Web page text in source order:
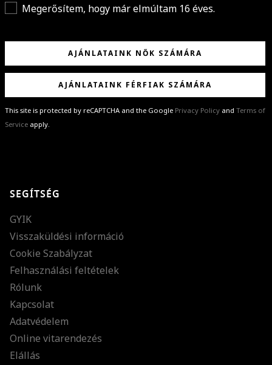
Megerősítem, hogy már elmúltam 16 éves.
AJÁNLATAINK NŐK SZÁMÁRA
AJÁNLATAINK FÉRFIAK SZÁMÁRA
This site is protected by reCAPTCHA and the Google Privacy Policy and Terms of
Service apply.
különleges ajánlatainkat és stílustippjeinket!
SEGÍTSÉG
GYIK
Visszaküldési információ
Cookie Szabályzat
Felhasználási feltételek
Rólunk
Kapcsolat
Adatvédelem
Online vitarendezés
Elállás